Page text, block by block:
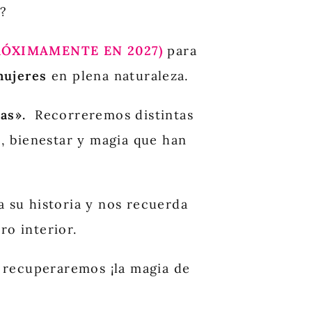
EN 2027) para
en plena naturaleza.
Recorreremos distintas
y magia que han
su historia y nos recuerda
interior.
¡la magia de